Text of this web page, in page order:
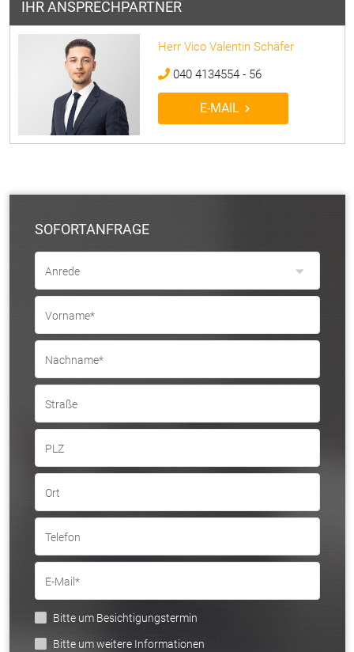
IHR ANSPRECHPARTNER
Herr Vico Valentin Schäfer
040 4134554 - 56
E-MAIL
SOFORTANFRAGE
Anrede
Vorname*
Nachname*
Straße
PLZ
Ort
Telefon
E-Mail*
Bitte um Besichtigungstermin
Bitte um weitere Informationen